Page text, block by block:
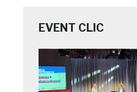
EVENT CLIC